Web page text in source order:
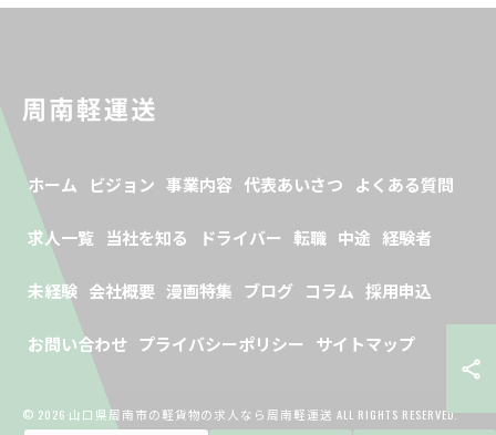
ホーム ビジョン 事業内容 代表あいさつ よくある質問
求人一覧 当社を知る ドライバー 転職 中途 経験者
未経験 会社概要 漫画特集 ブログ コラム 採用申込
お問い合わせ プライバシーポリシー サイトマップ
© 2026 山口県周南市の軽貨物の求人なら周南軽運送 ALL RIGHTS RESERVED.